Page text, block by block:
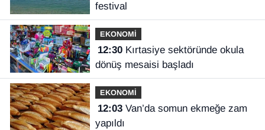
festival
EKONOMİ
12:30Kırtasiye sektöründe okula
dönüş mesaisi başladı
EKONOMİ
12:03Van’da somun ekmeğe zam
yapıldı